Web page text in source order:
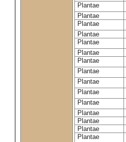
Plantae
Plantae
Plantae
Plantae
Plantae
Plantae
Plantae
Plantae
Plantae
Plantae
Plantae
Plantae
Plantae
Plantae
Plantae